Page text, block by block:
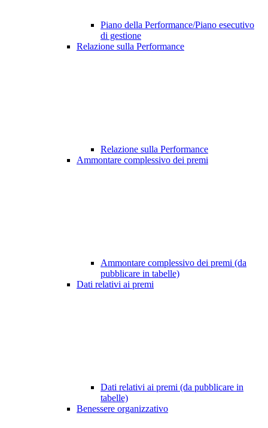
Piano della Performance/Piano esecutivo
di gestione
Relazione sulla Performance
Relazione sulla Performance
Ammontare complessivo dei premi
Ammontare complessivo dei premi (da
pubblicare in tabelle)
Dati relativi ai premi
Dati relativi ai premi (da pubblicare in
tabelle)
Benessere organizzativo